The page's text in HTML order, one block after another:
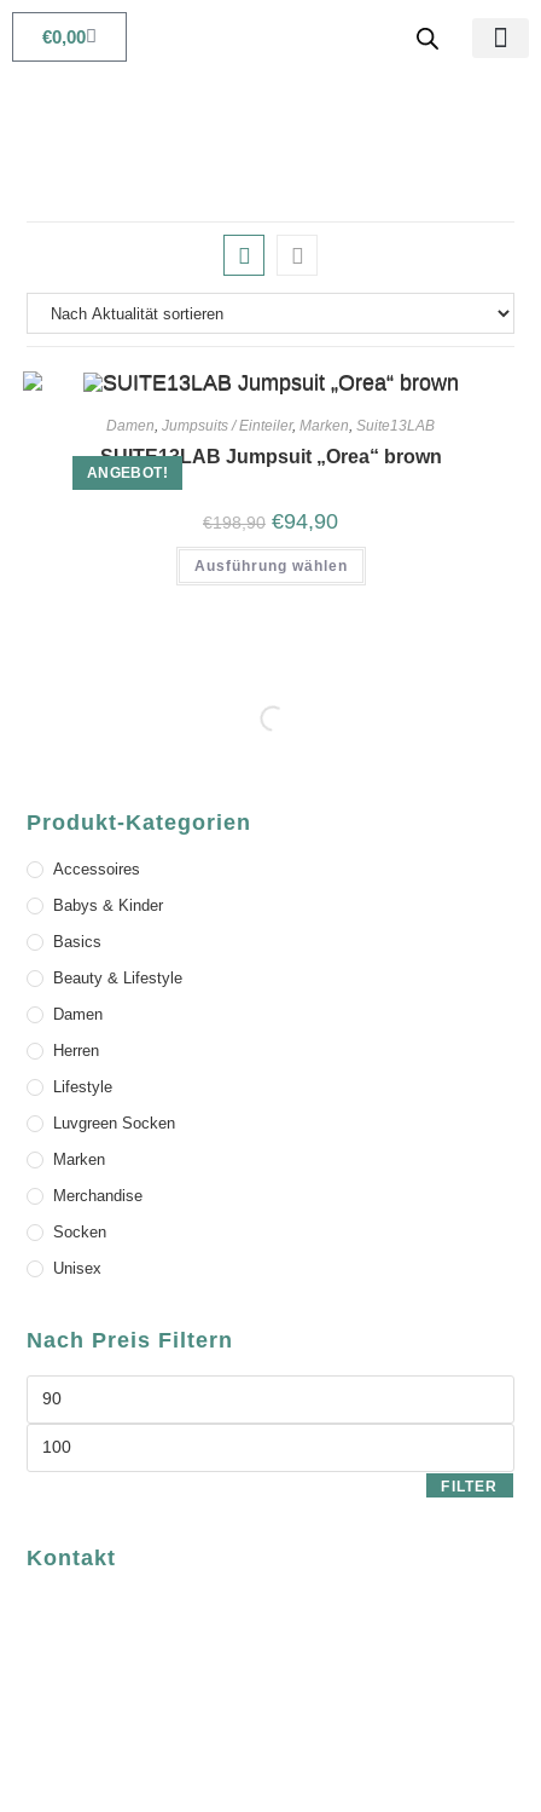
€0,00
ANGEBOT!
Damen, Jumpsuits / Einteiler, Marken, Suite13LAB
SUITE13LAB Jumpsuit „Orea“ brown
€198,90 €94,90
Ausführung wählen
Produkt-Kategorien
Accessoires
Babys & Kinder
Basics
Beauty & Lifestyle
Damen
Herren
Lifestyle
Luvgreen Socken
Marken
Merchandise
Socken
Unisex
Nach Preis Filtern
FILTER
Kontakt